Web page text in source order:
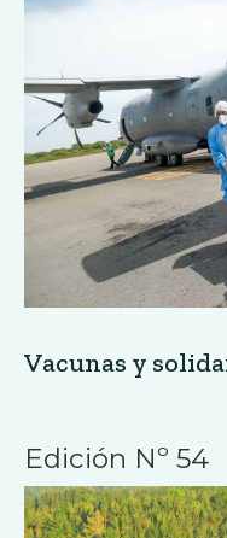
Vacunas y
Edición Nº 54